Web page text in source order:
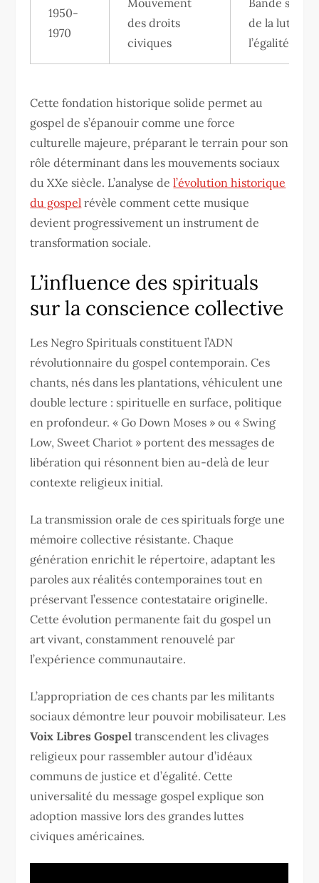
1950-
1970
des droits
civiques
de la lutte
l’égalité
Cette fondation historique solide permet au
gospel de s’épanouir comme une force
culturelle majeure, préparant le terrain pour son
rôle déterminant dans les mouvements sociaux
du XXe siècle. L’analyse del’évolution historique
du gospel révèle comment cette musique
devient progressivement un instrument de
transformation sociale.
L’influence des spirituals
sur la conscience collective
Les Negro Spirituals constituent l’ADN
révolutionnaire du gospel contemporain. Ces
chants, nés dans les plantations, véhiculent une
double lecture : spirituelle en surface, politique
en profondeur. « Go Down Moses » ou « Swing
Low, Sweet Chariot » portent des messages de
libération qui résonnent bien au-delà de leur
contexte religieux initial.
La transmission orale de ces spirituals forge une
mémoire collective résistante. Chaque
génération enrichit le répertoire, adaptant les
paroles aux réalités contemporaines tout en
préservant l’essence contestataire originelle.
Cette évolution permanente fait du gospel un
art vivant, constamment renouvelé par
l’expérience communautaire.
L’appropriation de ces chants par les militants
sociaux démontre leur pouvoir mobilisateur. Les
Voix Libres Gospel transcendent les clivages
religieux pour rassembler autour d’idéaux
communs de justice et d’égalité. Cette
universalité du message gospel explique son
adoption massive lors des grandes luttes
civiques américaines.